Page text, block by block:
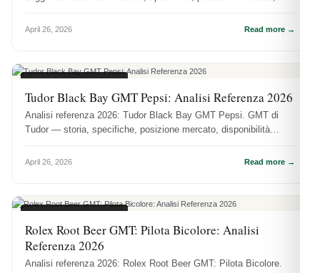
April 26, 2026 Read more →
Tudor Black Bay GMT Pepsi: Analisi Referenza 2026
Analisi referenza 2026: Tudor Black Bay GMT Pepsi. GMT di
Tudor — storia, specifiche, posizione mercato, disponibilità
April 26, 2026 Read more →
Rolex Root Beer GMT: Pilota Bicolore: Analisi
Referenza 2026
Analisi referenza 2026: Rolex Root Beer GMT: Pilota Bicolore.